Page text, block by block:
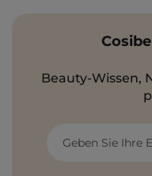
Beauty-Wissen,
Geben Sie Ihre